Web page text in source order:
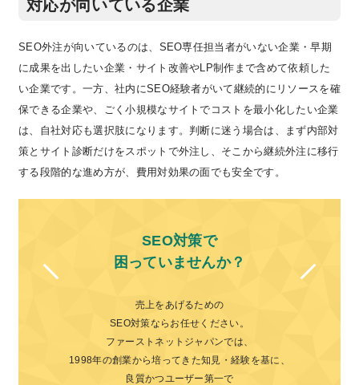
対応が向いている企業
SEO外注が向いているのは、SEO専任担当者がいない企業・早期
に成果を出したい企業・サイト改善やLP制作まで含めて依頼した
い企業です。一方、社内にSEO経験者がいて継続的にリソースを確
保できる企業や、ごく小規模なサイトでコストを最小化したい企業
は、自社対応も選択肢になります。判断に迷う場合は、まず内部対
策とサイト診断だけをスポットで外注し、そこから継続外注に移行
する段階的な進め方が、費用対効果の面でも安全です。
SEO対策で
困っていませんか？
売上をあげるための
SEO対策ならお任せください。
ファーストネットジャパンでは、
1998年の創業から培ってきた知見・経験を基に、
良質かつユーザー第一で